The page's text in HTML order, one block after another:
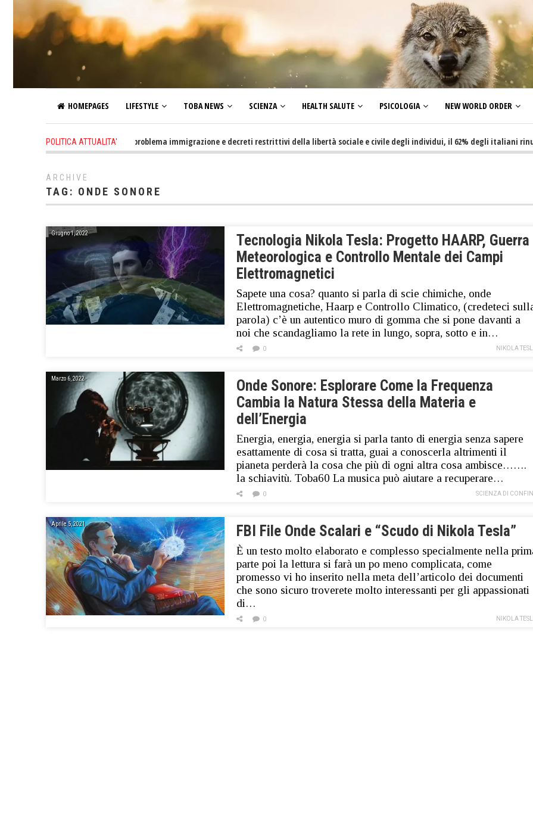
HOMEPAGES LIFESTYLE TOBA NEWS SCIENZA HEALTH SALUTE PSICOLOGIA NEW WORLD ORDER
POLITICA ATTUALITA'
4 hours ago - Altro che problema immigrazione e decreti restrittivi della libertà sociale e civile degli individui, il 62% degli italiani rinuncia
ARCHIVE
TAG: ONDE SONORE
Giugno 1, 2022
Tecnologia Nikola Tesla: Progetto HAARP, Guerra
Meteorologica e Controllo Mentale dei Campi
Elettromagnetici
Sapete una cosa? quanto si parla di scie chimiche, onde
Elettromagnetiche, Haarp e Controllo Climatico, (credeteci
parola) c’è un autentico muro di gomma che si pone davanti a
noi che scandagliamo la rete in lungo, sopra, sotto e in…
NIKOLA
0
Marzo 6, 2022
Onde Sonore: Esplorare Come la Frequenza
Cambia la Natura Stessa della Materia e
dell’Energia
Energia, energia, energia si parla tanto di energia senza sapere
esattamente di cosa si tratta, guai a conoscerla altrimenti il
pianeta perderà la cosa che più di ogni altra cosa ambisce…….
la schiavitù. Toba60 La musica può aiutare a recuperare…
SCIENZA DI
0
Aprile 5, 2021 FBI File Onde Scalari e “Scudo di Nikola Tesla”
È un testo molto elaborato e complesso specialmente nella
parte poi la lettura si farà un po meno complicata, come
promesso vi ho inserito nella meta dell’articolo dei documenti
che sono sicuro troverete molto interessanti per gli appassionati
di…
NIKOLA
0